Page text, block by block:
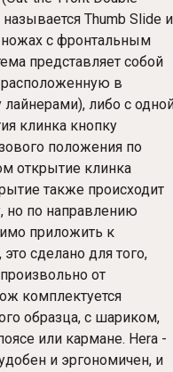
Thumb Slide и
ножах с фронтальным
представляет собой
в
либо с
клинка кнопку
положения по
открытие клинка
также происходит
но по направлению
приложить к
сделано для того,
от
комплектуется
образца, с шариком,
или кармане. Hera -
и эргономичен, и